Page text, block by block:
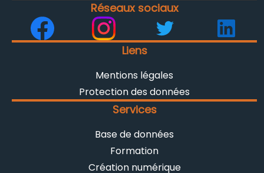
Services
Base de données
Formation
Création numérique
Liens
Mentions légales
Protection des données
Réseaux sociaux